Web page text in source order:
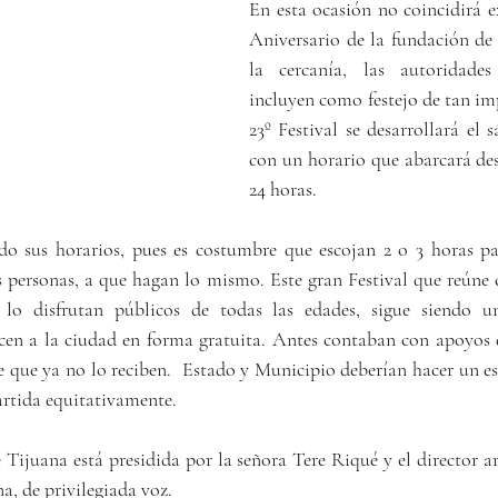
En esta ocasión no coincidirá
Aniversario de la fundación
la cercanía, las
incluyen como festejo de tan
23º Festival se desarrollará el
con un horario que abarcará
24 horas.
sus horarios, pues es costumbre que escojan 2 o 3 horas
a que hagan lo mismo. Este gran Festival que
disfrutan públicos de todas las edades, sigue siendo
a la ciudad en forma gratuita. Antes contaban con apoyos
que ya no lo reciben.  Estado y Municipio deberían hacer un
equitativamente.
está presidida por la señora Tere Riqué y el director
de privilegiada voz.